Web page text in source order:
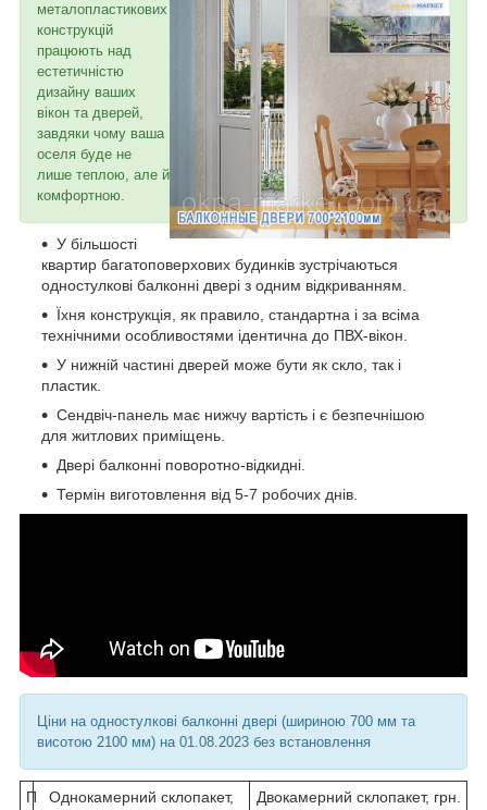
металопластикових
конструкцій
працюють над
естетичністю
дизайну ваших
вікон та дверей,
завдяки чому ваша
оселя буде не
лише теплою, але й
комфортною.
У більшості
квартир багатоповерхових будинків зустрічаються
одностулкові балконні двері з одним відкриванням.
Їхня конструкція, як правило, стандартна і за всіма
технічними особливостями ідентична до ПВХ-вікон.
У нижній частині дверей може бути як скло, так і
пластик.
Сендвіч-панель має нижчу вартість і є безпечнішою
для житлових приміщень.
Двері балконні поворотно-відкидні.
Термін виготовлення від 5-7 робочих днів.
Ціни на одностулкові балконні двері (шириною 700 мм та
висотою 2100 мм) на 01.08.2023 без встановлення
П
Однокамерний склопакет,
Двокамерний склопакет, грн.